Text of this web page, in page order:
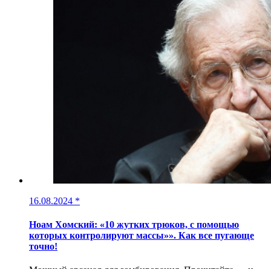
16.08.2024 *
Ноам Хомский: «10 жутких трюков, с помощью
которых контролируют массы»». Как все пугающе
точно!